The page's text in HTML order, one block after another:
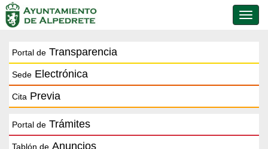
de
Portal de Transparencia
Sede Electrónica
Cita Previa
Portal de Trámites
Tablón de Anuncios